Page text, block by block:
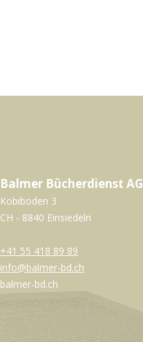
Balmer Bücherdienst AG
Kobiboden 3
CH - 8840 Einsiedeln
+41 55 418 89 89
info@balmer-bd.ch
balmer-bd.ch